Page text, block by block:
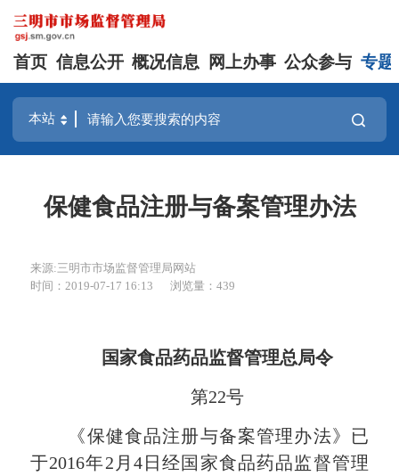
首页 信息公开 概况信息 网上办事 公众参与 专题
保健食品注册与备案管理办法
来源:三明市市场监督管理局网站
时间：2019-07-17 16:13
浏览量：439
国家食品药品监督管理总局令
第22号
《保健食品注册与备案管理办法》已
于2016年2月4日经国家食品药品监督管理